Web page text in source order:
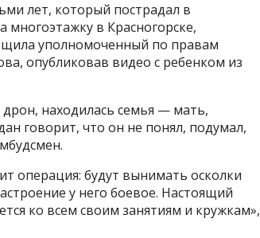
лет, который пострадал в
многоэтажку в Красногорске,
уполномоченный по правам
опубликовав видео с ребенком из
находилась семья — мать,
говорит, что он не понял, подумал,
операция: будут вынимать осколки
у него боевое. Настоящий
ко всем своим занятиям и кружкам»,